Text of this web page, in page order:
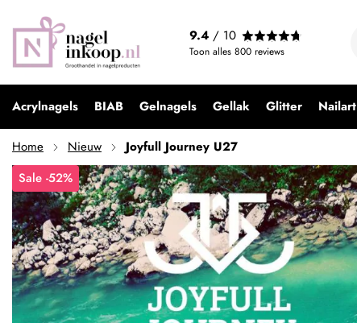
9.4 / 10
Toon alles 800 reviews
Acrylnagels BIAB Gelnagels Gellak Glitter Nailart
Home Nieuw
Joyfull Journey U27
Sale -52%